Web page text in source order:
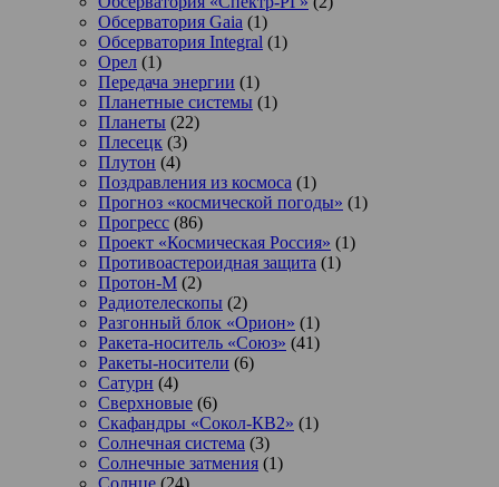
Обсерватория Gaia (1)
Обсерватория Integral (1)
Орел (1)
Передача энергии (1)
Планетные системы (1)
Планеты (22)
Плесецк (3)
Плутон (4)
Поздравления из космоса (1)
Прогноз «космической погоды» (1)
Прогресс (86)
Проект «Космическая Россия» (1)
Противоастероидная защита (1)
Протон-М (2)
Радиотелескопы (2)
Разгонный блок «Орион» (1)
Ракета-носитель «Союз» (41)
Ракеты-носители (6)
Сатурн (4)
Сверхновые (6)
Скафандры «Сокол-КВ2» (1)
Солнечная система (3)
Солнечные затмения (1)
Солнце (24)